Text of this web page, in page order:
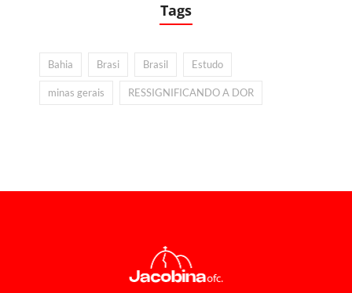
Tags
Bahia Brasi Brasil Estudo
minas gerais RESSIGNIFICANDO A DOR